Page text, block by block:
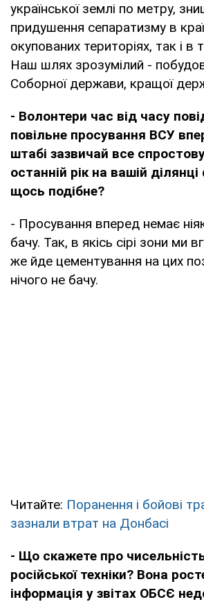
української землі по метру,
придушення сепаратизму в
окупованих територіях, так і в
Наш шлях зрозумілий -
Соборної держави, кращої
- Волонтери час від часу
повільне просування ВСУ
штабі зазвичай все
останній рік на вашій
щось подібне?
- Просування вперед немає
бачу. Так, в якісь сірі зони ми
же йде цементування на цих
нічого не бачу.
Читайте: Поранення і бойові
зазнали втрат на Донбасі
- Що скажете про чисельність
російської техніки? Вона
інформація у звітах ОБСЄ